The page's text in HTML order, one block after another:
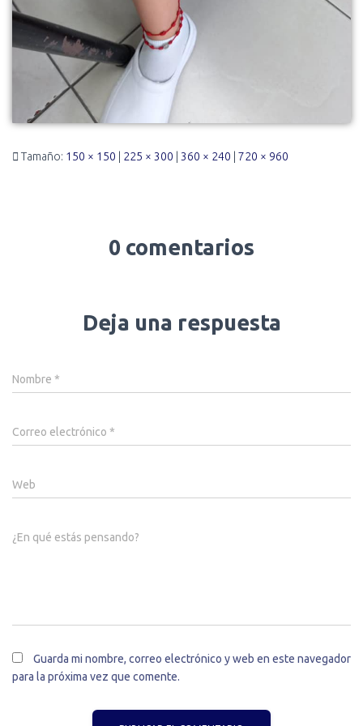
Tamaño: 150 × 150 225 × 300 360 × 240 720 × 960
0 comentarios
Deja una respuesta
Nombre *
Correo electrónico *
Web
¿En qué estás pensando?
Guarda mi nombre, correo electrónico y web en este navegador
para la próxima vez que comente.